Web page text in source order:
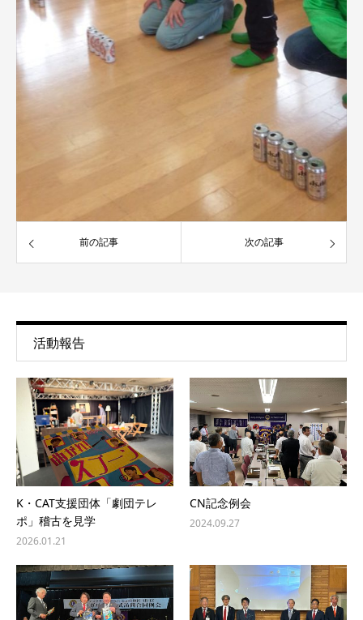
前の記事 次の記事
活動報告
K・CAT支援団体「劇団テレ
ポ」稽古を見学
2026.01.21
CN記念例会
2024.09.27